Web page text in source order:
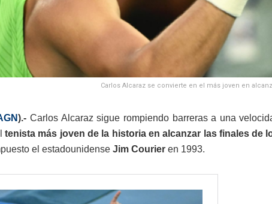
Carlos Alcaraz se convierte en el más joven en
).- Carlos Alcaraz sigue rompiendo barreras a una
tenista más joven de la historia en alcanzar las finales de
el estadounidense Jim Courier en 1993.